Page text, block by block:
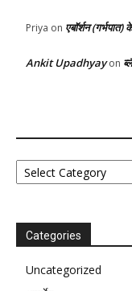
Priya on एबॉर्शन (गर्भपात)
Ankit Upadhyayon
Categories
Categories
Uncategorized